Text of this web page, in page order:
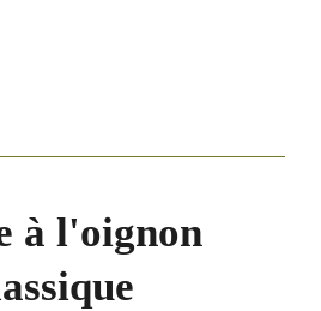
à l'oignon